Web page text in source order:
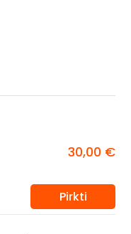
30,00 €
Pirkti